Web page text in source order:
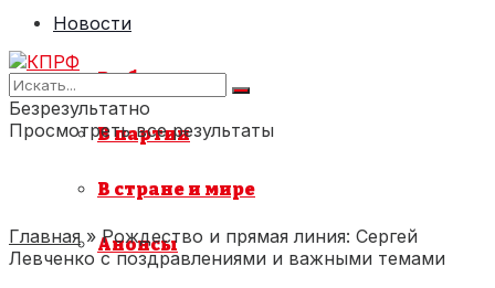
Новости
В области
В партии
В стране и мире
Анонсы
Безрезультатно
Просмотреть все результаты
Главная»Рождество и прямая линия: Сергей
Левченко с поздравлениями и важными темами